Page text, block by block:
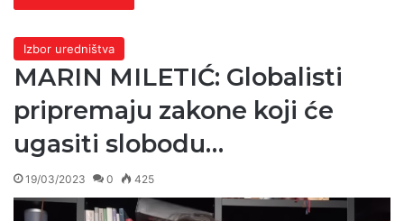
Izbor uredništva
MARIN MILETIĆ: Globalisti
pripremaju zakone koji će
ugasiti slobodu…
19/03/2023 0 425